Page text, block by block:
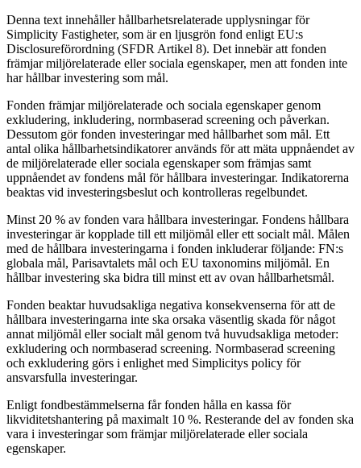
Denna text innehåller hållbarhetsrelaterade upplysningar för
Simplicity Fastigheter, som är en ljusgrön fond enligt EU:s
Disclosureförordning (SFDR Artikel 8). Det innebär att fonden
främjar miljörelaterade eller sociala egenskaper, men att fonden inte
har hållbar investering som mål.
Fonden främjar miljörelaterade och sociala egenskaper genom
exkludering, inkludering, normbaserad screening och påverkan.
Dessutom gör fonden investeringar med hållbarhet som mål. Ett
antal olika hållbarhetsindikatorer används för att mäta uppnåendet av
de miljörelaterade eller sociala egenskaper som främjas samt
uppnåendet av fondens mål för hållbara investeringar. Indikatorerna
beaktas vid investeringsbeslut och kontrolleras regelbundet.
Minst 20 % av fonden vara hållbara investeringar. Fondens hållbara
investeringar är kopplade till ett miljömål eller ett socialt mål. Målen
med de hållbara investeringarna i fonden inkluderar följande: FN:s
globala mål, Parisavtalets mål och EU taxonomins miljömål. En
hållbar investering ska bidra till minst ett av ovan hållbarhetsmål.
Fonden beaktar huvudsakliga negativa konsekvenserna för att de
hållbara investeringarna inte ska orsaka väsentlig skada för något
annat miljömål eller socialt mål genom två huvudsakliga metoder:
exkludering och normbaserad screening. Normbaserad screening
och exkludering görs i enlighet med Simplicitys policy för
ansvarsfulla investeringar.
Enligt fondbestämmelserna får fonden hålla en kassa för
likviditetshantering på maximalt 10 %. Resterande del av fonden ska
vara i investeringar som främjar miljörelaterade eller sociala
egenskaper.